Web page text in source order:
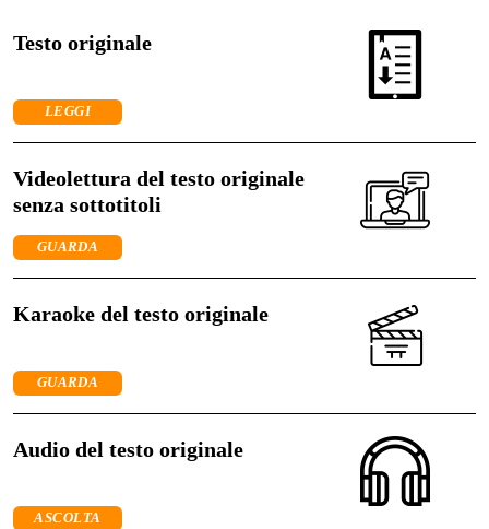
Testo originale
LEGGI
Videolettura del testo originale
senza sottotitoli
GUARDA
Karaoke del testo originale
GUARDA
Audio del testo originale
ASCOLTA